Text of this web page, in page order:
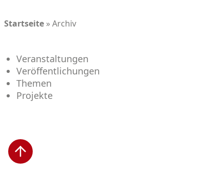
Startseite »Archiv
Veranstaltungen
Veröffentlichungen
Themen
Projekte